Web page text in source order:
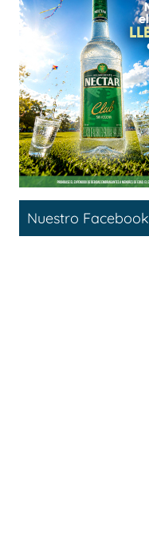
Nuestro Facebook